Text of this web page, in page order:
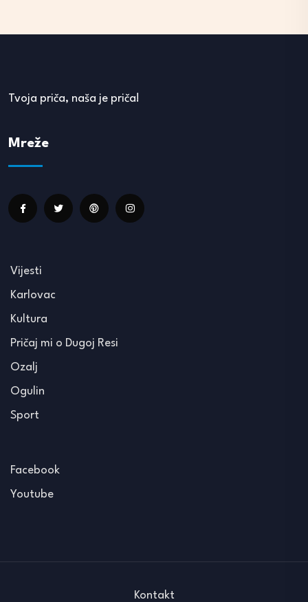
Tvoja priča, naša je priča!
Mreže
Vijesti
Karlovac
Kultura
Pričaj mi o Dugoj Resi
Ozalj
Ogulin
Sport
Facebook
Youtube
Kontakt